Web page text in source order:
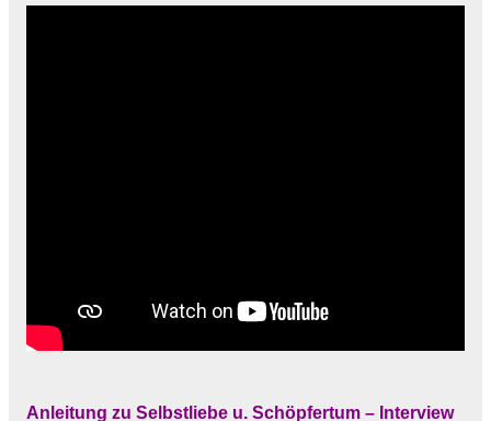
Anleitung zu Selbstliebe u. Schöpfertum – Interview